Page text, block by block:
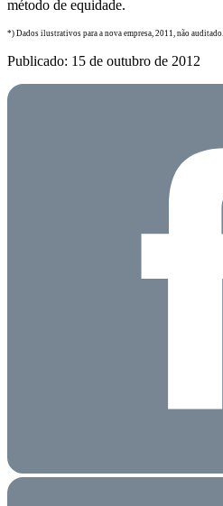
método de equidade.
*) Dados ilustrativos para a nova empresa, 2011, não auditado.
Publicado: 15 de outubro de 2012